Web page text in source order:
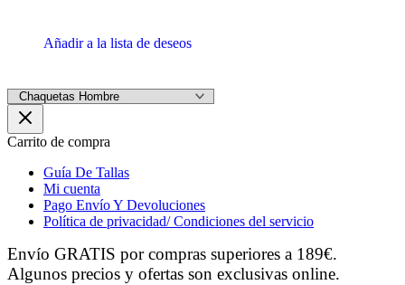
Añadir a la lista de deseos
Carrito de compra
Guía De Tallas
Mi cuenta
Pago Envío Y Devoluciones
Política de privacidad/ Condiciones del servicio
Envío GRATIS por compras superiores a 189€.
Algunos precios y ofertas son exclusivas online.